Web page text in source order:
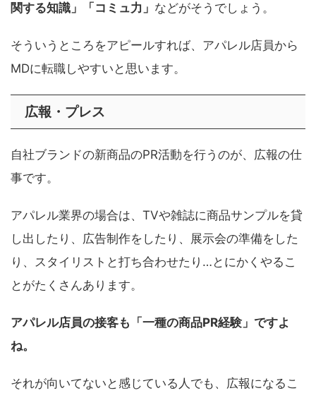
関する知識」「コミュ力」 などがそうでしょう。
そういうところをアピールすれば、アパレル店員から
MDに転職しやすいと思います。
広報・プレス
自社ブランドの新商品のPR活動を行うのが、広報の仕
事です。
アパレル業界の場合は、TVや雑誌に商品サンプルを貸
し出したり、広告制作をしたり、展示会の準備をした
り、スタイリストと打ち合わせたり…とにかくやるこ
とがたくさんあります。
アパレル店員の接客も「一種の商品PR経験」ですよ
ね。
それが向いてないと感じている人でも、広報になるこ